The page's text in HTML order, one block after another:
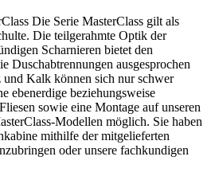
Die Serie MasterClass gilt als
Die teilgerahmte Optik der
Scharnieren bietet den
Duschabtrennungen ausgesprochen
Kalk können sich nur schwer
ebenerdige beziehungsweise
sowie eine Montage auf unseren
Modellen möglich. Sie haben
mithilfe der mitgelieferten
oder unsere fachkundigen